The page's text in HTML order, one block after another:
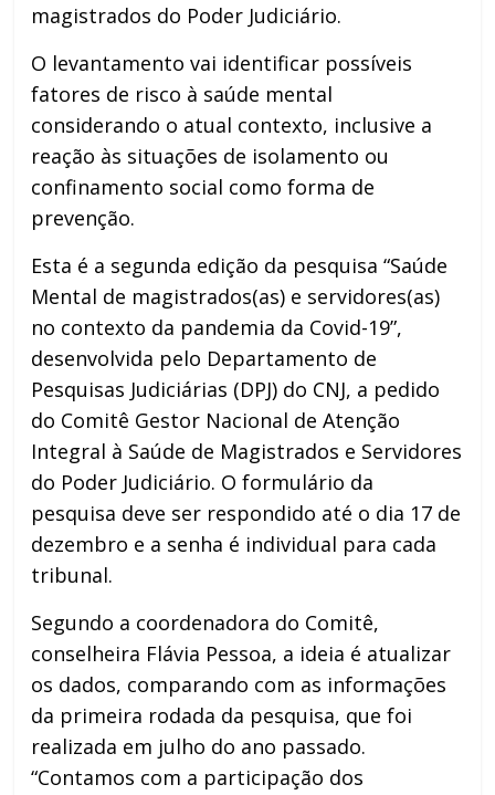
magistrados do Poder Judiciário.
O levantamento vai identificar possíveis
fatores de risco à saúde mental
considerando o atual contexto, inclusive a
reação às situações de isolamento ou
confinamento social como forma de
prevenção.
Esta é a segunda edição da pesquisa “Saúde
Mental de magistrados(as) e servidores(as)
no contexto da pandemia da Covid-19”,
desenvolvida pelo Departamento de
Pesquisas Judiciárias (DPJ) do CNJ, a pedido
do Comitê Gestor Nacional de Atenção
Integral à Saúde de Magistrados e Servidores
do Poder Judiciário. O formulário da
pesquisa deve ser respondido até o dia 17 de
dezembro e a senha é individual para cada
tribunal.
Segundo a coordenadora do Comitê,
conselheira Flávia Pessoa, a ideia é atualizar
os dados, comparando com as informações
da primeira rodada da pesquisa, que foi
realizada em julho do ano passado.
“Contamos com a participação dos